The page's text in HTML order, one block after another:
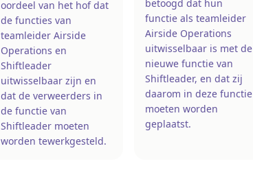
oordeel van het hof dat
de functies van
teamleider Airside
Operations en
Shiftleader
uitwisselbaar zijn en
dat de verweerders in
de functie van
Shiftleader moeten
worden tewerkgesteld.
betoogd dat hun
functie als teamleider
Airside Operations
uitwisselbaar is met de
nieuwe functie van
Shiftleader, en dat zij
daarom in deze functie
moeten worden
geplaatst.